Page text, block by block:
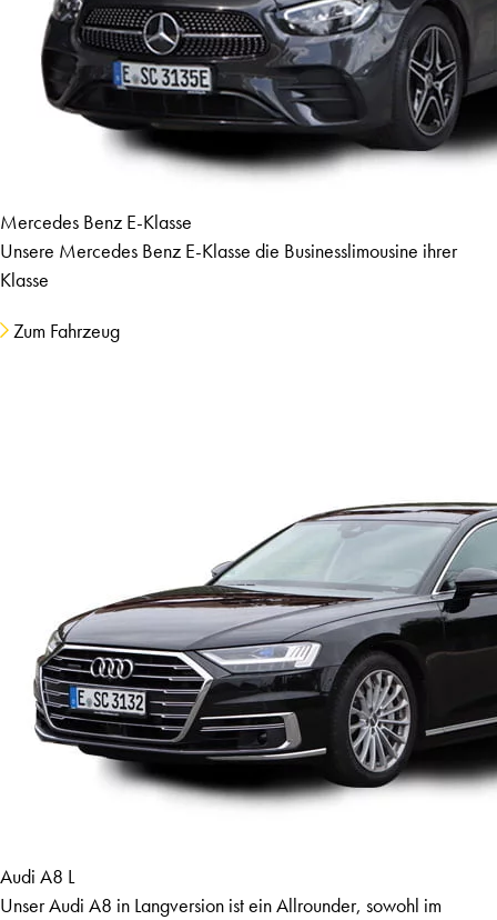
Mercedes Benz E-Klasse
Unsere Mercedes Benz E-Klasse die Businesslimousine ihrer
Klasse
Zum Fahrzeug
Audi A8 L
Unser Audi A8 in Langversion ist ein Allrounder, sowohl im